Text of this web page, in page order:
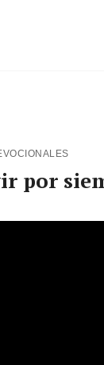
por